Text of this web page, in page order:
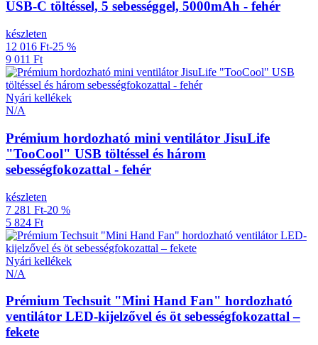
USB-C töltéssel, 5 sebességgel, 5000mAh - fehér
készleten
12 016 Ft-25 %
9 011 Ft
Nyári kellékek
N/A
Prémium hordozható mini ventilátor JisuLife
"TooCool" USB töltéssel és három
sebességfokozattal - fehér
készleten
7 281 Ft-20 %
5 824 Ft
Nyári kellékek
N/A
Prémium Techsuit "Mini Hand Fan" hordozható
ventilátor LED-kijelzővel és öt sebességfokozattal –
fekete